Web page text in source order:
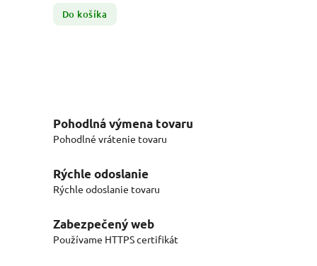
Do košíka
Pohodlná výmena tovaru
Pohodlné vrátenie tovaru
Rýchle odoslanie
Rýchle odoslanie tovaru
Zabezpečený web
Používame HTTPS certifikát